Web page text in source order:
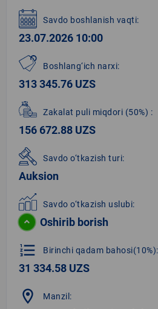
Savdo boshlanish vaqti:
23.07.2026 10:00
Boshlang‘ich narxi:
313 345.76 UZS
Zakalat puli miqdori (50%) :
156 672.88 UZS
Savdo o‘tkazish turi:
Auksion
Savdo o‘tkazish uslubi:
Oshirib borish
format_list_numbered Birinchi qadam bahosi(10%):
31 334.58 UZS
location_on Manzil: